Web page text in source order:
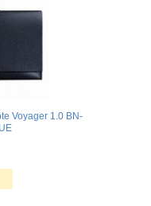
Voyager 1.0 BN-